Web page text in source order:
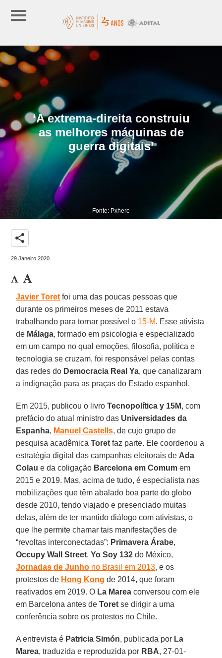
‘A extrema-direita construiu
as melhores máquinas de
guerra digitais’
Fonte: Pxhere
share
29 Janeiro 2020
Javier Toret foi uma das poucas pessoas que
durante os primeiros meses de 2011 estava
trabalhando para tornar possível o 15-M. Esse ativista
de Málaga, formado em psicologia e especializado
em um campo no qual emoções, filosofia, política e
tecnologia se cruzam, foi responsável pelas contas
das redes do Democracia Real Ya, que canalizaram
a indignação para as praças do Estado espanhol.
Em 2015, publicou o livroTecnopolítica y 15M, com
prefácio do atual ministro das Universidades da
Espanha, Manuel Castells, de cujo grupo de
pesquisa acadêmicaToret faz parte. Ele coordenou a
estratégia digital das campanhas eleitorais de Ada
Colau e da coligação Barcelona em Comum em
2015 e 2019. Mas, acima de tudo, é especialista nas
mobilizações que têm abalado boa parte do globo
desde 2010, tendo viajado e presenciado muitas
delas, além de ter mantido diálogo com ativistas, o
que lhe permite chamar tais manifestações de
“revoltas interconectadas”: Primavera Árabe,
Occupy Wall Street,Yo Soy 132 do México,
Jornadas de Junho no Brasil em 2013, e os
protestos de Hong Kong de 2014, que foram
reativados em 2019. O La Marea conversou com ele
em Barcelona antes deToret se dirigir a uma
conferência sobre os protestos no Chile.
A entrevista é Patricia Simón, publicada por La
Marea, traduzida e reproduzida por RBA, 27-01-